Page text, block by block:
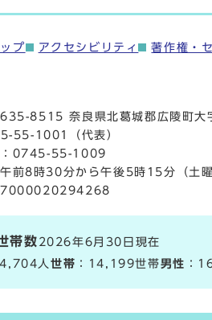
プ アクセシビリティ 著作権・
635-8515 奈良県北葛城郡広陵町大
55-1001
（代表）
：0745-55-1009
前8時30分から午後5時15分（土
7000020294268
帯数 2026年6月30日現在
人世帯 ：14,199世帯男性 ：